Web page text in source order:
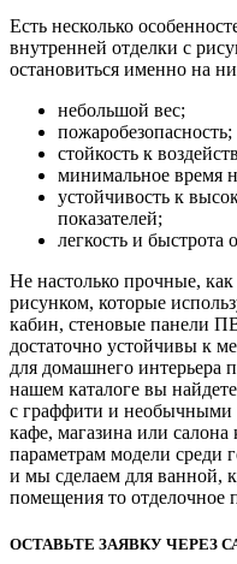
Есть несколько
внутренней отделки с
остановиться именно на
небольшой вес;
пожаробезопасность;
стойкость к
минимальное время
устойчивость к
показателей;
легкость и быстрота
Не настолько прочные,
рисунком, которые
кабин, стеновые панели
достаточно устойчивы к
для домашнего интерьера
нашем каталоге вы
с граффити и необычными
кафе, магазина или
параметрам модели среди
и мы сделаем для ванной,
помещения то отделочное
ОСТАВЬТЕ ЗАЯВКУ ЧЕРЕЗ